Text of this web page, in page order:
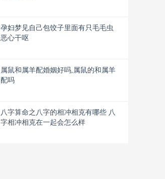
孕妇梦见自己包饺子里面有只毛毛虫
恶心干呕
属鼠和属羊配婚姻好吗,属鼠的和属羊
配吗
八字算命之八字的相冲相克有哪些 八
字相冲相克在一起会怎么样